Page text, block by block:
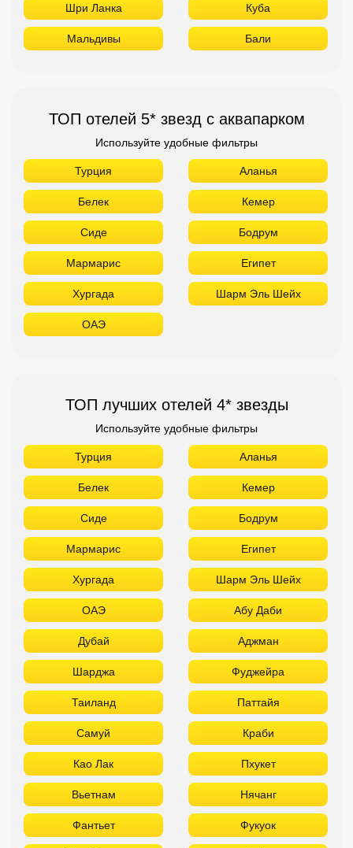
Шри Ланка Куба
Мальдивы Бали
ТОП отелей 5* звезд с аквапарком
Используйте удобные фильтры
Турция Аланья
Белек Кемер
Сиде Бодрум
Мармарис Египет
Хургада Шарм Эль Шейх
ОАЭ
ТОП лучших отелей 4* звезды
Используйте удобные фильтры
Турция Аланья
Белек Кемер
Сиде Бодрум
Мармарис Египет
Хургада Шарм Эль Шейх
ОАЭ Абу Даби
Дубай Аджман
Шарджа Фуджейра
Таиланд Паттайя
Самуй Краби
Као Лак Пхукет
Вьетнам Нячанг
Фантьет Фукуок